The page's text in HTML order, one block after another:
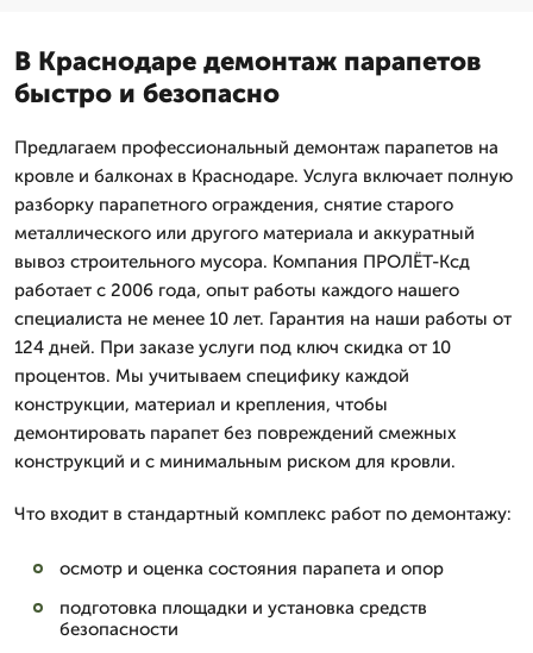
В Краснодаре демонтаж парапетов
быстро и безопасно
Предлагаем профессиональный демонтаж парапетов на
кровле и балконах в Краснодаре. Услуга включает полную
разборку парапетного ограждения, снятие старого
металлического или другого материала и аккуратный
вывоз строительного мусора. Компания ПРОЛЁТ-Ксд
работает с 2006 года, опыт работы каждого нашего
специалиста не менее 10 лет. Гарантия на наши работы от
124 дней. При заказе услуги под ключ скидка от 10
процентов. Мы учитываем специфику каждой
конструкции, материал и крепления, чтобы
демонтировать парапет без повреждений смежных
конструкций и с минимальным риском для кровли.
Что входит в стандартный комплекс работ по демонтажу:
осмотр и оценка состояния парапета и опор
подготовка площадки и установка средств
безопасности